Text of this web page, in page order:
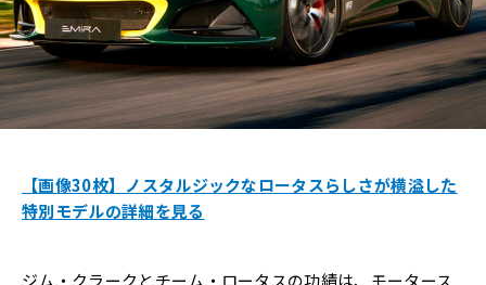
【画像30枚】ノスタルジックなロータスらしさが横溢した
特別モデルの詳細を見る